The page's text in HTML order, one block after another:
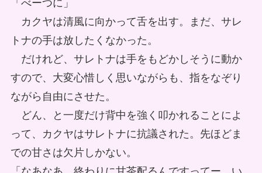
「べーつに」
カクヤは清風に向かって舌を出す。まだ、サレ
トナの手は放したくなかった。
だけれど、サレトナは手をもどかしそうに動か
すので、大変心惜しく思いながらも、指をなぞり
ながら自由にさせた。
どん、と一度だけ背中を強く叩かれることによ
って、カクヤはサレトナに抗議された。先ほどま
での甘さは欠片しかない。